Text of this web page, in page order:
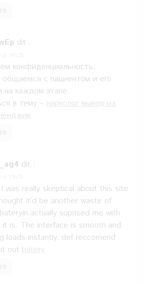
dit :
конфиденциальность,
с пациентом и его
на каждом этапе.
в тему – нарколог вывод из
dit :
was really skeptical about this site
it’d be another waste of
actually suprised me with
it is. The interface is smooth and
loads instantly, def reccomend
out batery